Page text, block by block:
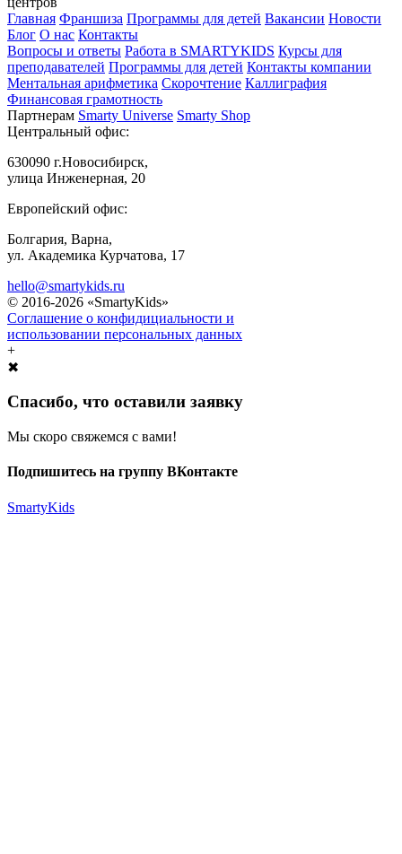
Главная Франшиза Программы для детей Вакансии Новости
Блог О нас Контакты
Вопросы и ответы Работа в SMARTYKIDS Курсы для
преподавателей Программы для детей Контакты компании
Ментальная арифметика Скорочтение Каллиграфия
Финансовая грамотность
Партнерам Smarty Universe Smarty Shop
Центральный офис:
630090 г.Новосибирск,
улица Инженерная, 20
Европейский офис:
Болгария, Варна,
ул. Академика Курчатова, 17
hello@smartykids.ru
© 2016-2026 «SmartyKids»
Соглашение о конфидициальности и
использовании персональных данных
+
✖
Спасибо, что оставили заявку
Мы скоро свяжемся с вами!
Подпишитесь на группу ВКонтакте
SmartyKids